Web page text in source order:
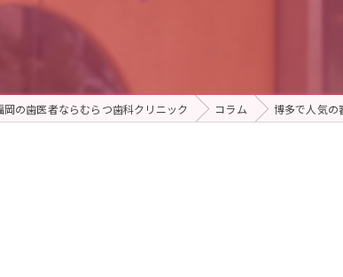
岡の歯医者ならむらつ歯科クリニック コラム 博多で人気の